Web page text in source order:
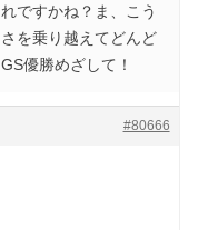
ですかね？ま、こう
を乗り越えてどんど
優勝めざして！
#80666